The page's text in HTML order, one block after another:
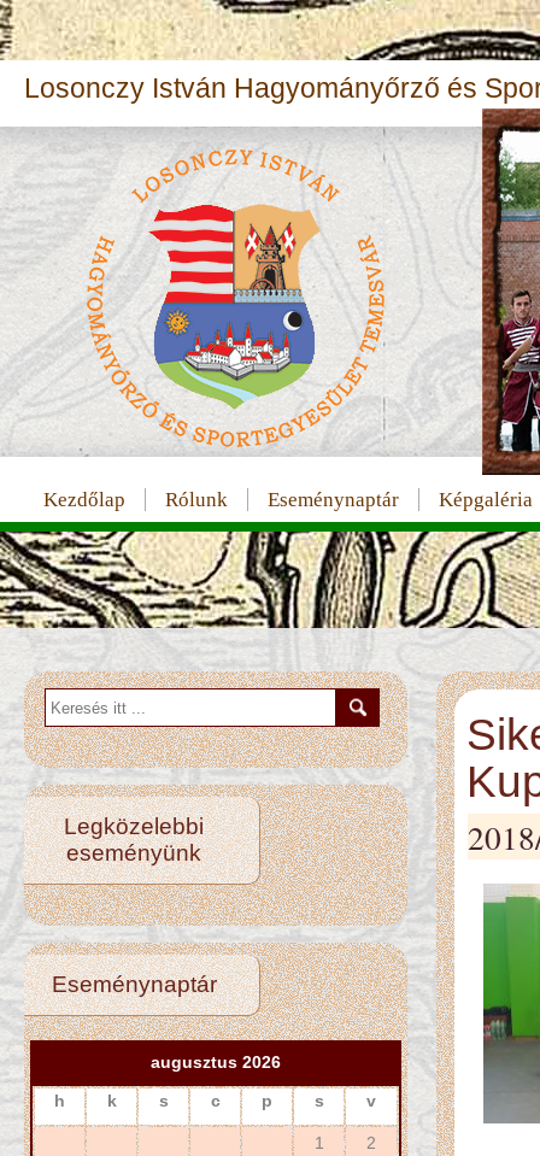
Losonczy István Hagyományőrző és
Kezdőlap Rólunk Eseménynaptár Képgaléria
Legközelebbi
eseményünk
Eseménynaptár
augusztus 2026
h
k s c p s v
1 2